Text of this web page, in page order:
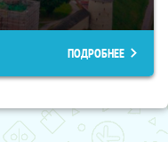
ПОДРОБНЕЕ